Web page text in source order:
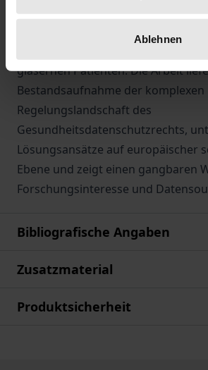
Ablehnen
Gleichzeitig gilt es, das Recht auf
gläsernen Patienten. Die Arbeit
Bestandsaufnahme der komplexen
Regelungslandschaft des
Gesundheitsdatenschutzrechts,
Lösungsansätze auf europäischer
Ebene und zeigt einen gangbaren
Forschungsinteresse und
Bibliografische Angaben
Zusatzmaterial
Produktsicherheit